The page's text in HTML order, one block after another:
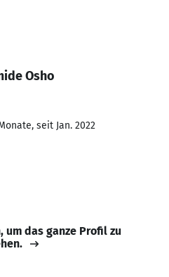
Osho
seit Jan. 2022
um das ganze Profil zu